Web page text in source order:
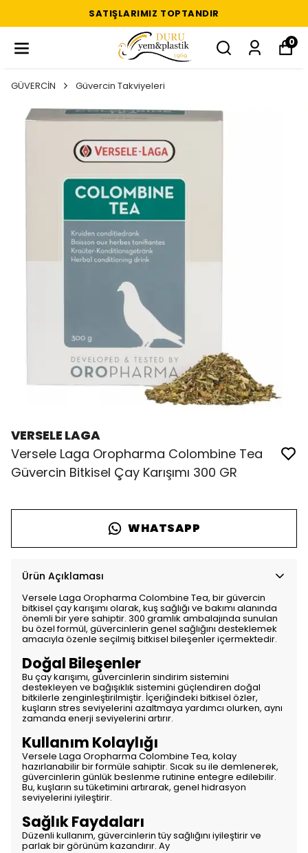
SATIŞLARIMIZ TOPTANDIR
0
GÜVERCİN Güvercin Takviyeleri
VERSELE LAGA
Versele Laga Oropharma Colombine Tea
Güvercin Bitkisel Çay Karışımı 300 GR
WHATSAPP
Ürün Açıklaması
Versele Laga Oropharma Colombine Tea, bir güvercin
bitkisel çay karışımı olarak, kuş sağlığı ve bakımı alanında
önemli bir yere sahiptir. 300 gramlık ambalajında sunulan
bu özel formül, güvercinlerin genel sağlığını desteklemek
amacıyla özenle seçilmiş bitkisel bileşenler içermektedir.
Doğal Bileşenler
Bu çay karışımı, güvercinlerin sindirim sistemini
destekleyen ve bağışıklık sistemini güçlendiren doğal
bitkilerle zenginleştirilmiştir. İçeriğindeki bitkisel özler,
kuşların stres seviyelerini azaltmaya yardımcı olurken, aynı
zamanda enerji seviyelerini artırır.
Kullanım Kolaylığı
Versele Laga Oropharma Colombine Tea, kolay
hazırlanabilir bir formüle sahiptir. Sıcak su ile demlenerek,
güvercinlerin günlük beslenme rutinine entegre edilebilir.
Bu, kuşların su tüketimini artırarak, genel hidrasyon
seviyelerini iyileştirir.
Sağlık Faydaları
Düzenli kullanım, güvercinlerin tüy sağlığını iyileştirir ve
parlak bir görünüm kazandırır. Ay